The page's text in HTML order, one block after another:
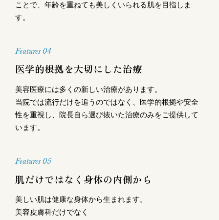
ことで、年齢を重ねても美しくいられる肌を目指しま
す。
Features 04
医学的根拠を大切にした治療
美容医療には多くの新しい治療があります。
当院では流行だけを追うのではなく、医学的根拠や安全
性を重視し、院長自ら選び抜いた治療のみをご提供して
います。
Features 05
肌だけではなく身体の内側から
美しい肌は健康な身体から生まれます。
美容皮膚科だけでなく